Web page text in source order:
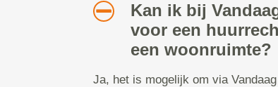
Kan ik bij
voor een
een woonruimte?
Ja, het is mogelijk om via